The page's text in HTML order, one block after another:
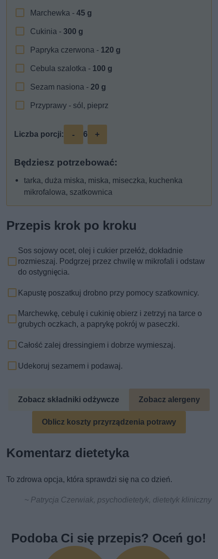
Marchewka -45 g
Cukinia -300 g
Papryka czerwona - 120 g
Cebula szalotka - 100 g
Sezam nasiona -20 g
Przyprawy - sól, pieprz
Liczba porcji: - 6 +
Będziesz potrzebować:
tarka, duża miska, miska, miseczka, kuchenka
mikrofalowa, szatkownica
Przepis krok po kroku
Sos sojowy ocet, olej i cukier przełóż, dokładnie
rozmieszaj. Podgrzej przez chwilę w mikrofali i odstaw
do ostygnięcia.
Kapustę poszatkuj drobno przy pomocy szatkownicy.
Marchewkę, cebulę i cukinię obierz i zetrzyj na tarce o
grubych oczkach, a paprykę pokrój w paseczki.
Całość zalej dressingiem i dobrze wymieszaj.
Udekoruj sezamem i podawaj.
Zobacz składniki odżywcze Zobacz alergeny
Oblicz koszty przyrządzenia potrawy
Komentarz dietetyka
To zdrowa opcja, która sprawdzi się na co dzień.
~ Patrycja Czerwiak, psychodietetyk, dietetyk kliniczny
Podoba Ci się przepis? Oceń go!